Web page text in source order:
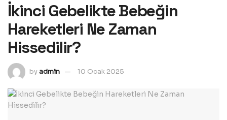
İkinci Gebelikte Bebeğin
Hareketleri Ne Zaman
Hissedilir?
byadmin 10 Ocak 2025